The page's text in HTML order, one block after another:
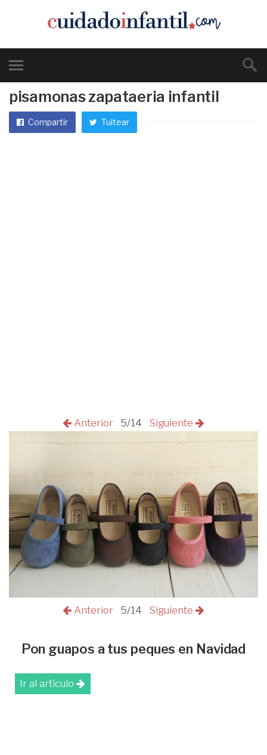
pisamonas zapataeria infantil
Compartir Tuitear
Anterior 5/14 Siguiente
Anterior 5/14 Siguiente
Pon guapos a tus peques en Navidad
Ir al artículo